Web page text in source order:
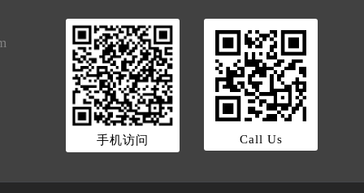
手机访问 Call Us